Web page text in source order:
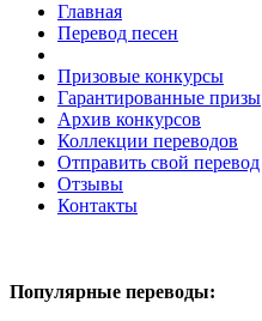
Главная
Перевод песен
Призовые конкурсы
Гарантированные призы
Архив конкурсов
Коллекции переводов
Отправить свой перевод
Отзывы
Контакты
Популярные переводы: